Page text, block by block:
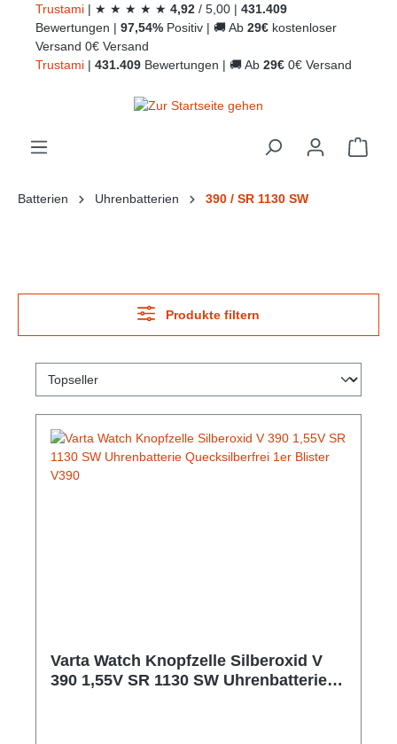
Trustami | ★ ★ ★ ★ ★ 4,92 / 5,00 | 431.409
Bewertungen | 97,54% Positiv | 🚚 Ab 29€ kostenloser
Versand 0€ Versand
Trustami | 431.409 Bewertungen | 🚚 Ab 29€ 0€ Versand
Batterien Uhrenbatterien 390 / SR 1130 SW
Produkte filtern
Varta Watch Knopfzelle Silberoxid V
390 1,55V SR 1130 SW Uhrenbatterie